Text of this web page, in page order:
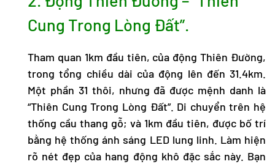
Cung Trong Lòng Đất”.
Tham quan 1km đầu tiên, của động Thiên Đường,
trong tổng chiều dài của động lên đến 31.4km.
Một phần 31 thôi, nhưng đã được mệnh danh là
“Thiên Cung Trong Lòng Đất”. Di chuyển trên hệ
thống cầu thang gỗ; và 1km đầu tiên, được bố trí
bằng hệ thống ánh sáng LED lung linh. Làm hiện
rõ nét đẹp của hang động khô đặc sắc này. Bạn